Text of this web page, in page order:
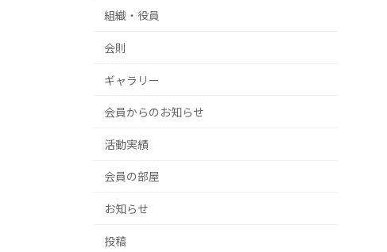
組織・役員
会則
ギャラリー
会員からのお知らせ
活動実績
会員の部屋
お知らせ
投稿